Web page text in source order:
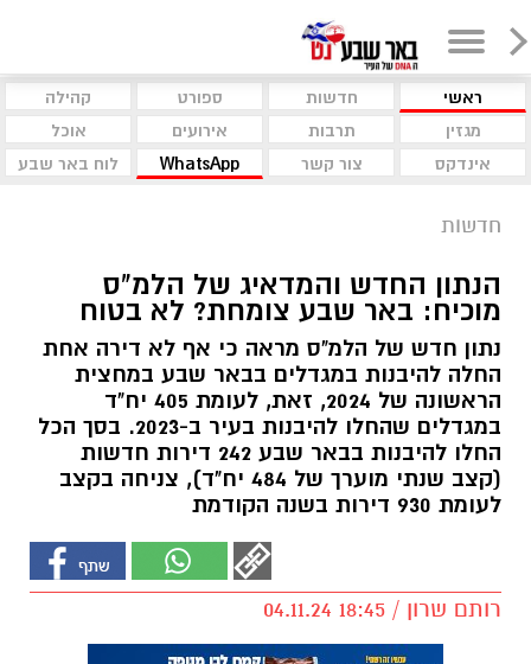
ראשי חדשות ספורט
קהילה
מגזין
תרבות אירועים
אוכל
אינדקס
צור קשר WhatsApp לוח באר שבע
חדשות
הנתון החדש והמדאיג של הלמ"ס
מוכיח: באר שבע צומחת? לא בטוח
נתון חדש של הלמ"ס מראה כי אף לא דירה אחת
החלה להיבנות במגדלים בבאר שבע במחצית
הראשונה של 2024, זאת, לעומת 405 יח"ד
במגדלים שהחלו להיבנות בעיר ב-2023. בסך הכל
החלו להיבנות בבאר שבע 242 דירות חדשות
(קצב שנתי מוערך של 484 יח"ד), צניחה בקצב
לעומת 930 דירות בשנה הקודמת
רותם שרון / 18:45 04.11.24